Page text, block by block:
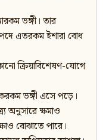
ভঙ্গী। তার
এতরকম ইশারা বোধ
ক্রিয়াবিশেষণ-যোগে
ভঙ্গী এসে পড়ে।
অনুসারে ক্ষমাও
বোঝাতে পারে।